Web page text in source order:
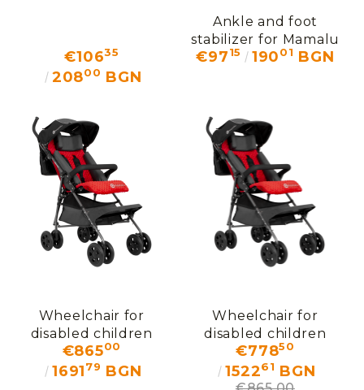
€10635
20800 BGN
Ankle and foot
stabilizer for Mamalu
stroller
€9715 19001 BGN
Wheelchair for
disabled children
Mamalu
€86500
169179 BGN
Wheelchair for
disabled children
Mamalu
€77850
152261 BGN